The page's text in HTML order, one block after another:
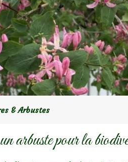
& Arbustes
pour la